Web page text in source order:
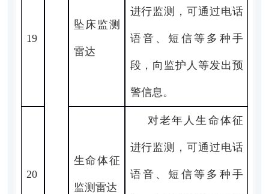
19
坠床监测
雷达
进行监测，可通过电话
语音、短信等多种手
段，向监护人等发出预
警信息。
20
生命体征
监测雷达
对老年人生命体征
进行监测，可通过电话
语音、短信等多种手